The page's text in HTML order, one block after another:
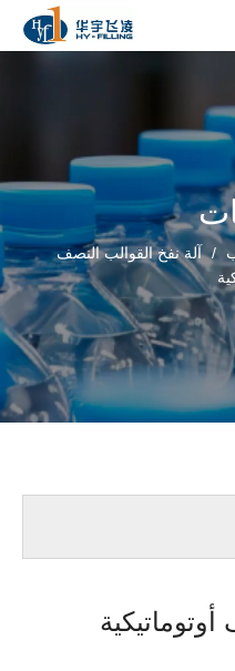
/ آلة نفخ القوالب النصف